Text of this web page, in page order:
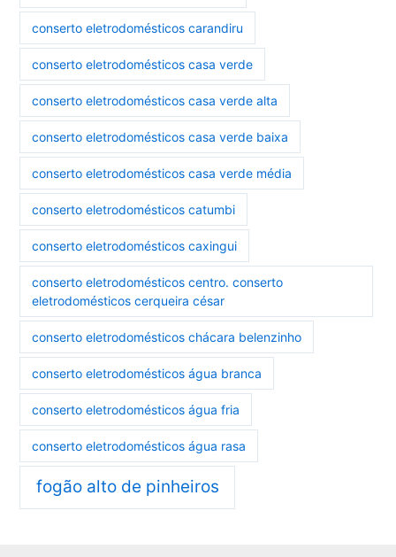
conserto eletrodomésticos carandiru
conserto eletrodomésticos casa verde
conserto eletrodomésticos casa verde alta
conserto eletrodomésticos casa verde baixa
conserto eletrodomésticos casa verde média
conserto eletrodomésticos catumbi
conserto eletrodomésticos caxingui
conserto eletrodomésticos centro. conserto
eletrodomésticos cerqueira césar
conserto eletrodomésticos chácara belenzinho
conserto eletrodomésticos água branca
conserto eletrodomésticos água fria
conserto eletrodomésticos água rasa
fogão alto de pinheiros